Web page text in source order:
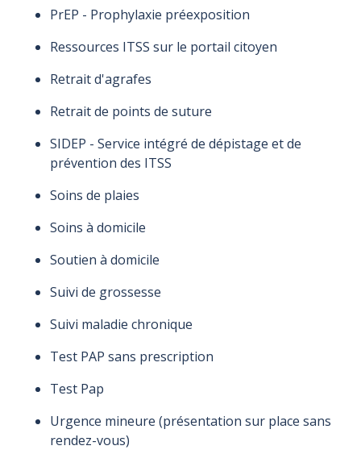
PrEP - Prophylaxie préexposition
Ressources ITSS sur le portail citoyen
Retrait d'agrafes
Retrait de points de suture
SIDEP - Service intégré de dépistage et de
prévention des ITSS
Soins de plaies
Soins à domicile
Soutien à domicile
Suivi de grossesse
Suivi maladie chronique
Test PAP sans prescription
Test Pap
Urgence mineure (présentation sur place sans
rendez-vous)